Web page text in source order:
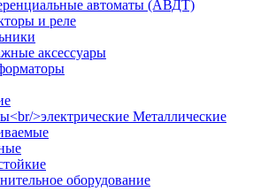
автоматы (АВДТ)
и реле
аксессуары
Металлические
оборудование